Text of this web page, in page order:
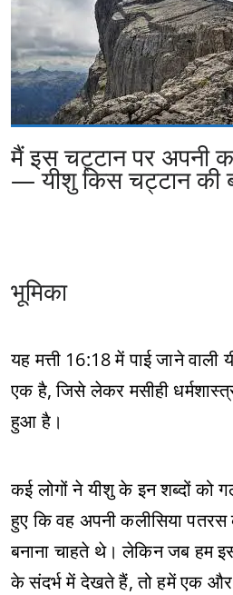
मैं इस चट्टान पर अपनी
— यीशु किस चट्टान की
भूमिका
यह मत्ती 16:18 में पाई जाने वाली
एक है, जिसे लेकर मसीही
हुआ है।
कई लोगों ने यीशु के इन शब्दों को
हुए कि वह अपनी कलीसिया पतरस
बनाना चाहते थे। लेकिन जब हम
के संदर्भ में देखते हैं, तो हमें एक